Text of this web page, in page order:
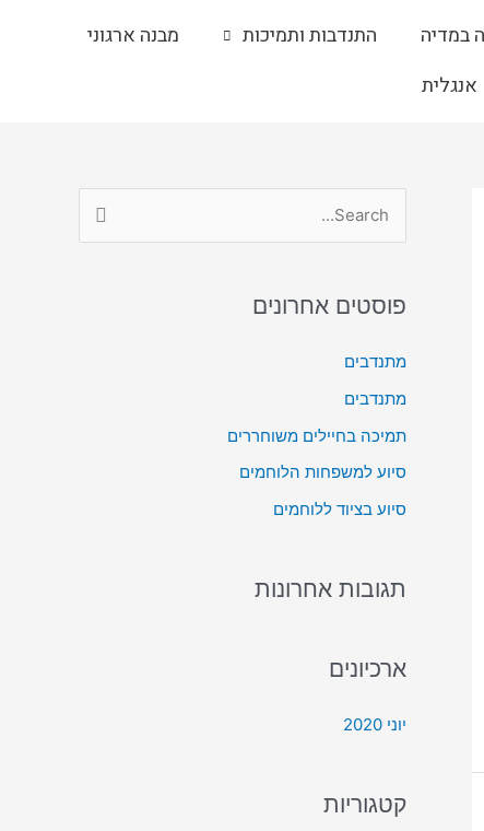
במדיה התנדבות ותמיכות
מבנה ארגוני
אנגלית
r
o
r
:
פוסטים אחרונים
מתנדבים
מתנדבים
תמיכה בחיילים משוחררים
סיוע למשפחות הלוחמים
סיוע בציוד ללוחמים
תגובות אחרונות
ארכיונים
יוני 2020
קטגוריות